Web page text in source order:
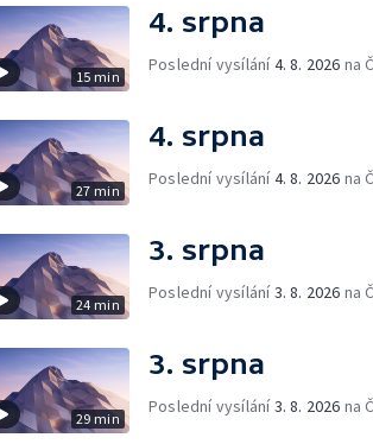
15 min
4. srpna
Poslední vysílání4. 8. 2026 na
27 min
4. srpna
Poslední vysílání4. 8. 2026 na
24 min
3. srpna
Poslední vysílání3. 8. 2026 na
29 min
3. srpna
Poslední vysílání3. 8. 2026 na